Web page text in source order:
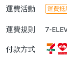
運費活動 運費抵
運費規則
7-
運費
付款方式